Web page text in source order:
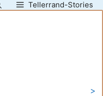
Tellerrand-Stories
>